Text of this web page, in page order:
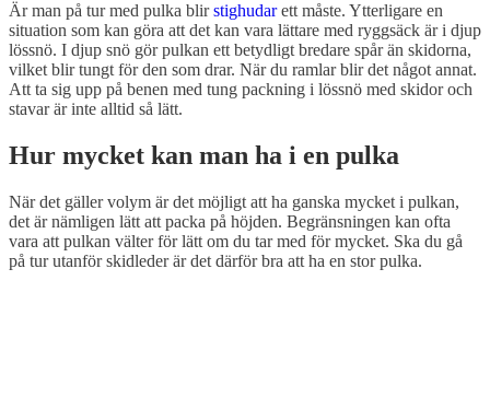
Är man på tur med pulka blirstighudarett måste. Ytterligare en
situation som kan göra att det kan vara lättare med ryggsäck är i djup
lössnö. I djup snö gör pulkan ett betydligt bredare spår än skidorna,
vilket blir tungt för den som drar. När du ramlar blir det något annat.
Att ta sig upp på benen med tung packning i lössnö med skidor och
stavar är inte alltid så lätt.
Hur mycket kan man ha i en pulka
När det gäller volym är det möjligt att ha ganska mycket i pulkan,
det är nämligen lätt att packa på höjden. Begränsningen kan ofta
vara att pulkan välter för lätt om du tar med för mycket. Ska du gå
på tur utanför skidleder är det därför bra att ha en stor pulka.